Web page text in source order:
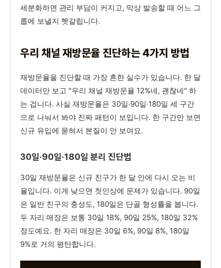
세분화하면 관리 부담이 커지고, 막상 발송할 때 어느 그
룹에 보낼지 헷갈립니다.
우리 채널 재방문율 진단하는 4가지 방법
재방문율을 진단할 때 가장 흔한 실수가 있습니다. 한 달
데이터만 보고 "우리 채널 재방문율 12%네, 괜찮네" 하
는 겁니다. 사실 재방문율은 30일·90일·180일 세 구간
으로 나눠서 봐야 진짜 패턴이 보입니다. 한 구간만 보면
신규 유입에 묻혀서 본질이 안 보여요.
30일·90일·180일 분리 진단법
30일 재방문율은 신규 친구가 한 달 안에 다시 오는 비
율입니다. 이게 낮으면 첫인상에 문제가 있습니다. 90일
은 일반 친구의 충성도, 180일은 단골 형성률을 봅니다.
두 자리 매장은 보통 30일 18%, 90일 25%, 180일 32%
정도예요. 한 자리 매장은 30일 6%, 90일 8%, 180일
9%로 거의 평탄합니다.